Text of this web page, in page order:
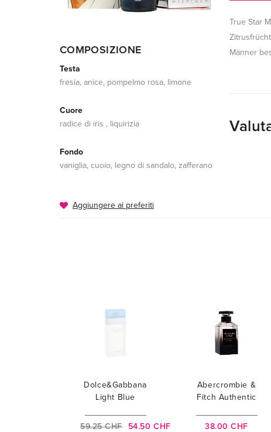
COMPOSIZIONE
Testa
fresia, anice, pompelmo rosa, limone
Cuore
radice di iris , liquirizia
Fondo
vaniglia, cuoio, legno di sandalo, zafferano
Aggiungere ai preferiti
True Star
Männer
Dolce&Gabbana
Light Blue
59.25 CHF 54.50 CHF
Abercrombie &
Fitch Authentic
38.00 CHF